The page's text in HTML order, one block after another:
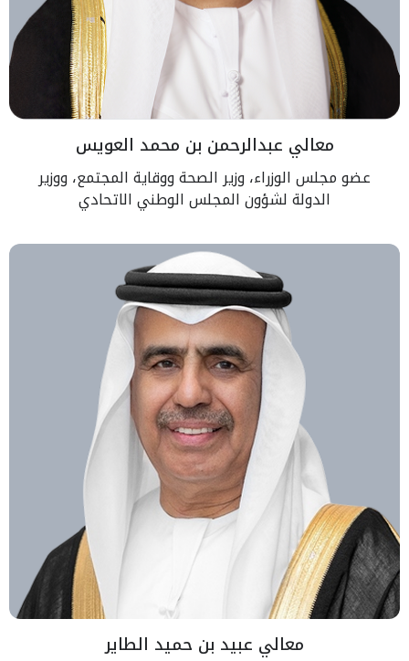
معالي عبدالرحمن بن محمد العويس
عضو مجلس الوزراء، وزير الصحة ووقاية المجتمع، ووزير
الدولة لشؤون المجلس الوطني الاتحادي
معالي عبيد بن حميد الطاير